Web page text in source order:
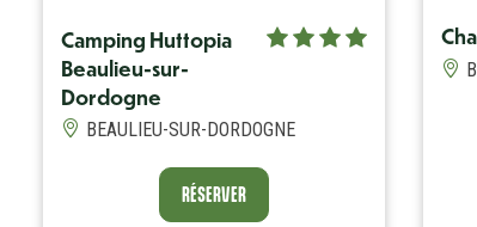
Camping Huttopia
Beaulieu-sur-
Dordogne
BEAULIEU-SUR-DORDOGNE
RÉSERVER
Excellent